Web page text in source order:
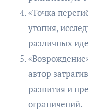
«Точка
утопия,
различных
автор
развития и
ограничений.